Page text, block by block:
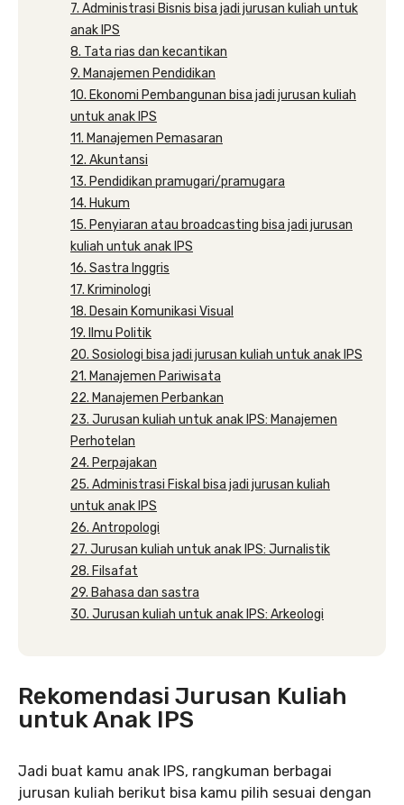
7. Administrasi Bisnis bisa jadi jurusan kuliah untuk
anak IPS
8. Tata rias dan kecantikan
9. Manajemen Pendidikan
10. Ekonomi Pembangunan bisa jadi jurusan kuliah
untuk anak IPS
11. Manajemen Pemasaran
12. Akuntansi
13. Pendidikan pramugari/pramugara
14. Hukum
15. Penyiaran atau broadcasting bisa jadi jurusan
kuliah untuk anak IPS
16. Sastra Inggris
17. Kriminologi
18. Desain Komunikasi Visual
19. Ilmu Politik
20. Sosiologi bisa jadi jurusan kuliah untuk anak IPS
21. Manajemen Pariwisata
22. Manajemen Perbankan
23. Jurusan kuliah untuk anak IPS: Manajemen
Perhotelan
24. Perpajakan
25. Administrasi Fiskal bisa jadi jurusan kuliah
untuk anak IPS
26. Antropologi
27. Jurusan kuliah untuk anak IPS: Jurnalistik
28. Filsafat
29. Bahasa dan sastra
30. Jurusan kuliah untuk anak IPS: Arkeologi
Rekomendasi Jurusan Kuliah
untuk Anak IPS
Jadi buat kamu anak IPS, rangkuman berbagai
jurusan kuliah berikut bisa kamu pilih sesuai dengan